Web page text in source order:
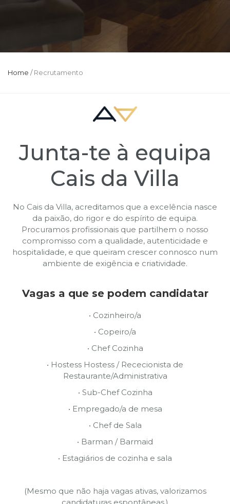
Home /Recrutamento
Junta-te à equipa
Cais da Villa
No Cais da Villa, acreditamos que a excelência nasce
da paixão, do rigor e do espírito de equipa.
Procuramos profissionais que partilhem o nosso
compromisso com a qualidade, autenticidade e
hospitalidade, e que queiram crescer connosco num
ambiente de exigência e criatividade.
Vagas a que se podem candidatar
• Cozinheiro/a
• Copeiro/a
• Chef Cozinha
• Hostess Hostess / Rececionista de
Restaurante/Administrativa
• Sub-Chef Cozinha
• Empregado/a de mesa
• Chef de Sala
• Barman / Barmaid
• Estagiários de cozinha e sala
(Mesmo que não haja vagas ativas, valorizamos